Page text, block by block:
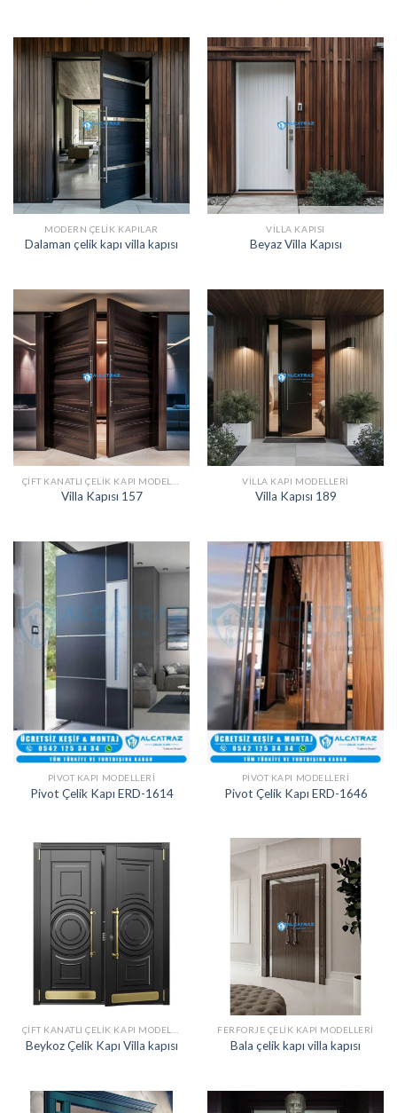
MODERN ÇELIK KAPILAR
Dalaman çelik kapı villa kapısı
VILLA KAPISI
Beyaz Villa Kapısı
Villa Kapısı 157
VILLA KAPI MODELLERI
Villa Kapısı 189
PIVOT KAPI MODELLERI
Pivot Çelik Kapı ERD-1614
PIVOT KAPI MODELLERI
Pivot Çelik Kapı ERD-1646
ÇIFT KANATLI ÇELIK KAPI MODELLERI
Beykoz Çelik Kapı Villa kapısı
FERFORJE ÇELIK KAPI MODELLERI
Bala çelik kapı villa kapısı